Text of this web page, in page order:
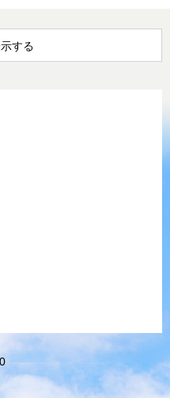
する